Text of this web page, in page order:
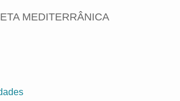
MEDITERRÂNICA